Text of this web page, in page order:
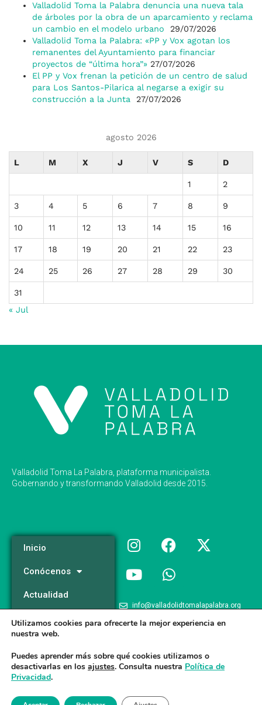
Valladolid Toma la Palabra denuncia una nueva tala
de árboles por la obra de un aparcamiento y reclama
un cambio en el modelo urbano
29/07/2026
Valladolid Toma la Palabra: «PP y Vox agotan los
remanentes del Ayuntamiento para financiar
proyectos de “última hora”» 27/07/2026
El PP y Vox frenan la petición de un centro de salud
para Los Santos-Pilarica al negarse a exigir su
construcción a la Junta
27/07/2026
agosto 2026
L M X J V S D
1 2
3 4 5 6 7 8 9
10 11 12 13 14 15 16
17 18 19 20 21 22 23
24 25 26 27 28 29 30
31
« Jul
Valladolid Toma La Palabra, plataforma municipalista.
Gobernando y transformando Valladolid desde 2015.
Inicio
Conócenos
Actualidad
Programa
info@valladolidtomalapalabra.org
+34 983 426 124
Utilizamos cookies para ofrecerte la mejor experiencia en
nuestra web.
Puedes aprender más sobre qué cookies utilizamos o
desactivarlas en los ajustes. Consulta nuestra Política de
Privacidad.